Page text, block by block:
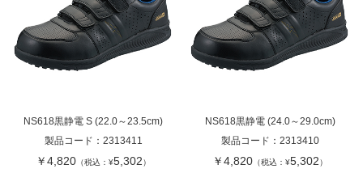
NS618黒静電 S (22.0～23.5cm)
製品コード： 2313411
￥4,820 （税込：¥5,302）
NS618黒静電 (24.0～29.0cm)
製品コード： 2313410
￥4,820 （税込：¥5,302）